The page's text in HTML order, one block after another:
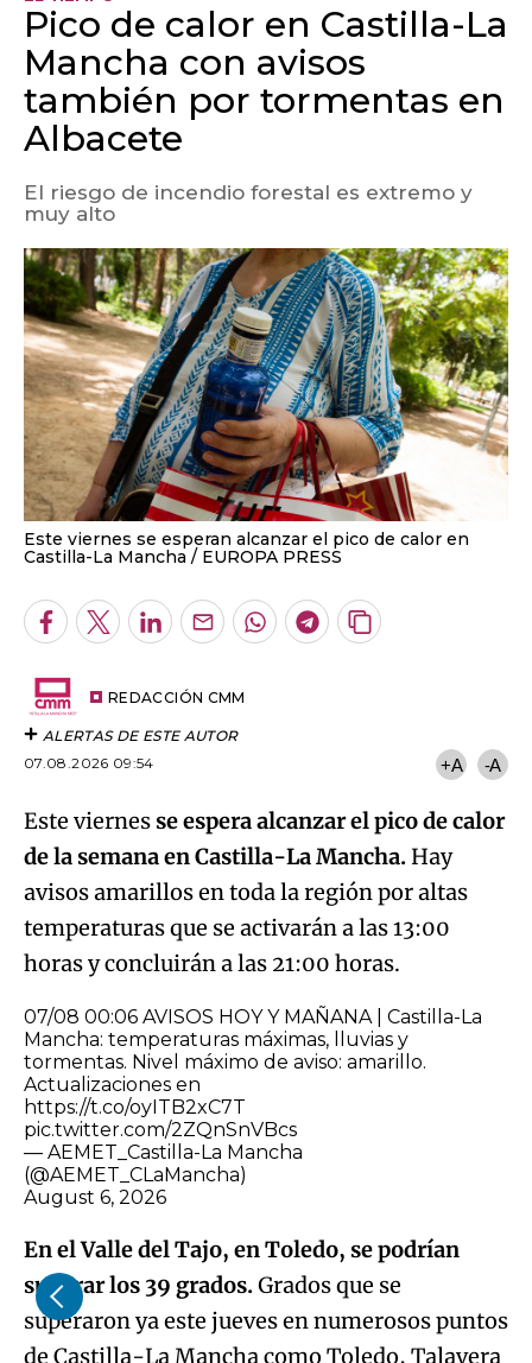
Pico de calor en Castilla-La
Mancha con avisos
también por tormentas en
Albacete
El riesgo de incendio forestal es extremo y
muy alto
Este viernes se esperan alcanzar el pico de calor en
Castilla-La Mancha
EUROPA PRESS
Facebook
TwitterLinkedInEnviarWhatsapp
Telegram
Copiar
REDACCIÓN CMM
ALERTAS DE ESTE AUTOR
07.08.2026 09:54
+A -A
Este viernesse espera alcanzar el pico de calor
de la semana en Castilla-La Mancha. Hay
avisos amarillos en toda la región por altas
temperaturas que se activarán a las 13:00
horas y concluirán a las 21:00 horas.
07/08 00:06 AVISOS HOY Y MAÑANA | Castilla-La
Mancha: temperaturas máximas, lluvias y
tormentas. Nivel máximo de aviso: amarillo.
Actualizaciones en
https://t.co/oyITB2xC7T
pic.twitter.com/2ZQnSnVBcs
— AEMET_Castilla-La Mancha
(@AEMET_CLaMancha)
August 6, 2026
En el Valle del Tajo, en Toledo, se podrían
superar los 39 grados.Grados que se
superaron ya este jueves en numerosos puntos
de Castilla-La Mancha como Toledo, Talavera